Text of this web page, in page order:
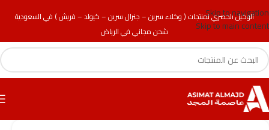
الوكيل الحصري لمنتجات ( وكلاء سرين – جنرال سرين – كيولد – فريش ) في السعودية
شحن مجاني في الرياض
Skip to navigation
Skip to main content